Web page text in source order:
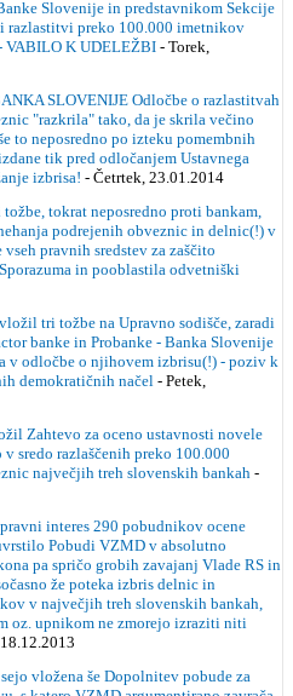
Slovenije in predstavnikom Sekcije
preko 100.000 imetnikov
VABILO K UDELEŽBI - Torek,
SLOVENIJE Odločbe o razlastitvah
"razkrila" tako, da je skrila večino
to neposredno po izteku pomembnih
tik pred odločanjem Ustavnega
izbrisa! - Četrtek, 23.01.2014
tokrat neposredno proti bankam,
podrejenih obveznic in delnic(!) v
pravnih sredstev za zaščito
in pooblastila odvetniški
tri tožbe na Upravno sodišče, zaradi
banke in Probanke - Banka Slovenije
v odločbe o njihovem izbrisu(!) - poziv k
demokratičnih načel - Petek,
Zahtevo za oceno ustavnosti novele
sredo razlaščenih preko 100.000
največjih treh slovenskih bankah -
interes 290 pobudnikov ocene
Pobudi VZMD v absolutno
pa spričo grobih zavajanj Vlade RS in
že poteka izbris delnic in
v največjih treh slovenskih bankah,
oz. upnikom ne zmorejo izraziti niti
vložena še Dopolnitev pobude za